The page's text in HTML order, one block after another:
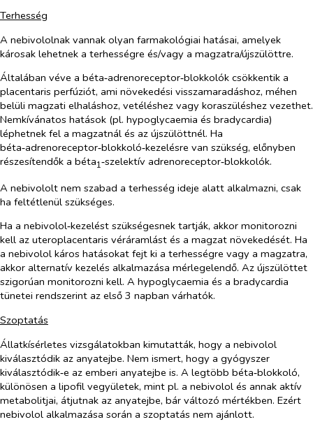
Terhesség
A nebivololnak vannak olyan farmakológiai hatásai, amelyek
károsak lehetnek a terhességre és/vagy a magzatra/újszülöttre.
Általában véve a béta‑adrenoreceptor‑blokkolók csökkentik a
placentaris perfúziót, ami növekedési visszamaradáshoz, méhen
belüli magzati elhaláshoz, vetéléshez vagy koraszüléshez vezethet.
Nemkívánatos hatások (pl. hypoglycaemia és bradycardia)
léphetnek fel a magzatnál és az újszülöttnél. Ha
béta‑adrenoreceptor‑blokkoló‑kezelésre van szükség, előnyben
részesítendők a béta1‑szelektív adrenoreceptor‑blokkolók.
A nebivololt nem szabad a terhesség ideje alatt alkalmazni, csak
ha feltétlenül szükséges.
Ha a nebivolol‑kezelést szükségesnek tartják, akkor monitorozni
kell az uteroplacentaris véráramlást és a magzat növekedését. Ha
a nebivolol káros hatásokat fejt ki a terhességre vagy a magzatra,
akkor alternatív kezelés alkalmazása mérlegelendő. Az újszülöttet
szigorúan monitorozni kell. A hypoglycaemia és a bradycardia
tünetei rendszerint az első 3 napban várhatók.
Szoptatás
Állatkísérletes vizsgálatokban kimutatták, hogy a nebivolol
kiválasztódik az anyatejbe. Nem ismert, hogy a gyógyszer
kiválasztódik‑e az emberi anyatejbe is. A legtöbb béta‑blokkoló,
különösen a lipofil vegyületek, mint pl. a nebivolol és annak aktív
metabolitjai, átjutnak az anyatejbe, bár változó mértékben. Ezért
nebivolol alkalmazása során a szoptatás nem ajánlott.